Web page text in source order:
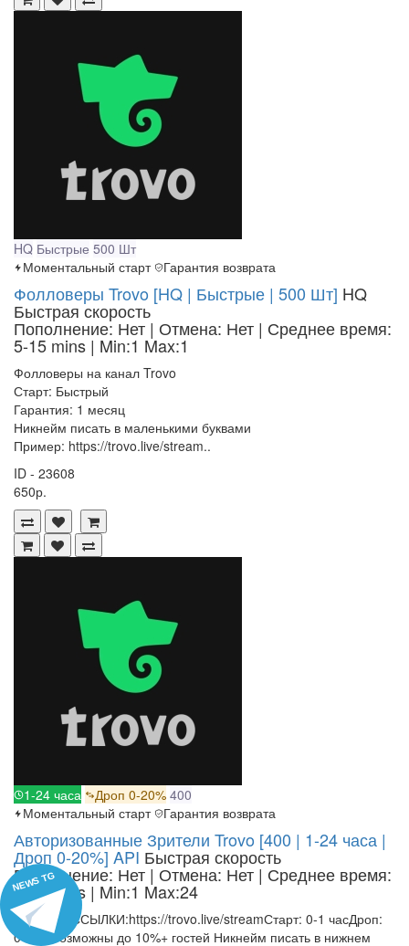
NEWS TG
HQ Быстрые 500 Шт
Моментальный старт
Гарантия возврата
Фолловеры Trovo [HQ | Быстрые | 500 Шт] HQ
Быстрая скорость
Пополнение: Нет | Отмена: Нет | Среднее время:
5-15 mins | Min:1 Max:1
Фолловеры на канал Trovo
Старт: Быстрый
Гарантия: 1 месяц
Никнейм писать в маленькими буквами
Пример: https://trovo.live/stream..
ID - 23608
650р.
1-24 часа Дроп 0-20% 400
Моментальный старт
Гарантия возврата
Авторизованные Зрители Trovo [400 | 1-24 часа |
Дроп 0-20%] API Быстрая скорость
Пополнение: Нет | Отмена: Нет | Среднее время:
5-15 mins | Min:1 Max:24
ПРИМЕР ССЫЛКИ:https://trovo.live/streamСтарт: 0-1 часДроп:
0-20%Возможны до 10%+ гостей Никнейм писать в нижнем